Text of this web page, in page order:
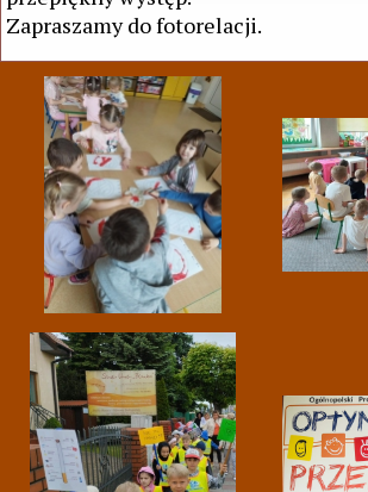
Zapraszamy do fotorelacji.